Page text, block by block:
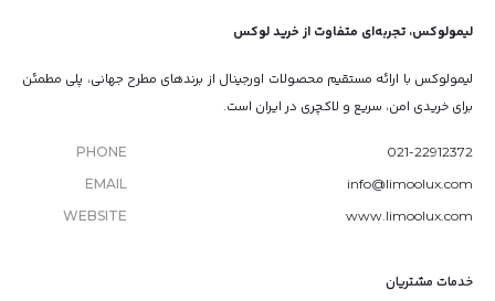
لیمولوکس، تجربه‌ای متفاوت از خرید لوکس
لیمولوکس با ارائه مستقیم محصولات اورجینال از برندهای مطرح جهانی، پلی مطمئن
برای خریدی امن، سریع و لاکچری در ایران است.
PHONE
021-22912372
EMAIL
info@limoolux.com
WEBSITE
www.limoolux.com
خدمات مشتریان